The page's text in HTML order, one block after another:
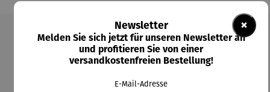
Produktgalerie überspringen
×
Newsletter
Melden Sie sich jetzt für unseren Newsletter an
und profitieren Sie von einer
versandkostenfreien Bestellung!
E-Mail-Adresse